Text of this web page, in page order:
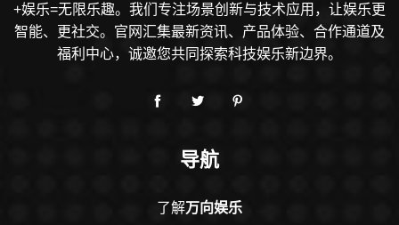
+娱乐=无限乐趣。我们专注场景创新与技术应用，让娱乐更
智能、更社交。官网汇集最新资讯、产品体验、合作通道及
福利中心，诚邀您共同探索科技娱乐新边界。
导航
了解万向娱乐